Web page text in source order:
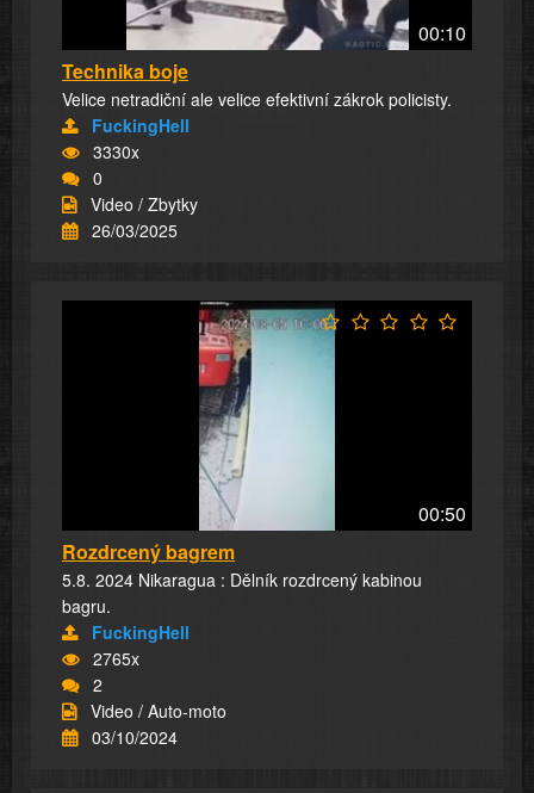
00:10
Technika boje
Velice netradiční ale velice efektivní zákrok policisty.
FuckingHell
3330x
0
Video / Zbytky
26/03/2025
00:50
Rozdrcený bagrem
5.8. 2024 Nikaragua : Dělník rozdrcený kabinou
bagru.
FuckingHell
2765x
2
Video / Auto-moto
03/10/2024